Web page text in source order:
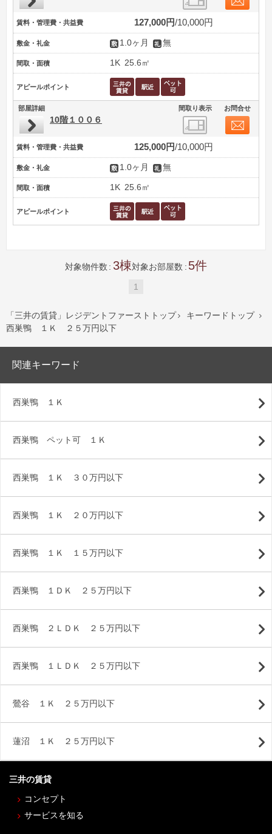
賃料・管理費・共益費 127,000円 10,000円
敷金・礼金 1.0ヶ月 無
間取・面積 1K 25.6㎡
アピールポイント
部屋詳細 間取り表示 お問合せ
10階１００６
賃料・管理費・共益費 125,000円 10,000円
敷金・礼金 1.0ヶ月 無
間取・面積 1K 25.6㎡
アピールポイント
対象物件数 3 対象お部屋数 5
1
「三井の賃貸」レジデントファーストトップ  キーワードトップ 
西巣鴨 １Ｋ ２５万円以下
関連キーワード
西巣鴨 １Ｋ
西巣鴨 ペット可 １Ｋ
西巣鴨 １Ｋ ３０万円以下
西巣鴨 １Ｋ ２０万円以下
西巣鴨 １Ｋ １５万円以下
西巣鴨 １ＤＫ ２５万円以下
西巣鴨 ２ＬＤＫ ２５万円以下
西巣鴨 １ＬＤＫ ２５万円以下
鶯谷 １Ｋ ２５万円以下
蓮沼 １Ｋ ２５万円以下
三井の賃貸
コンセプト
サービスを知る